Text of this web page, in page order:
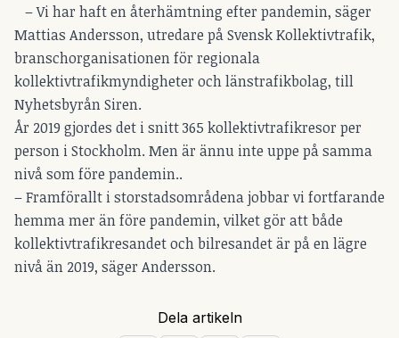
– Vi har haft en återhämtning efter pandemin, säger
Mattias Andersson, utredare på Svensk Kollektivtrafik,
branschorganisationen för regionala
kollektivtrafikmyndigheter och länstrafikbolag, till
Nyhetsbyrån Siren.
År 2019 gjordes det i snitt 365 kollektivtrafikresor per
person i Stockholm. Men är ännu inte uppe på samma
nivå som före pandemin..
– Framförallt i storstadsområdena jobbar vi fortfarande
hemma mer än före pandemin, vilket gör att både
kollektivtrafikresandet och bilresandet är på en lägre
nivå än 2019, säger Andersson.
Dela artikeln